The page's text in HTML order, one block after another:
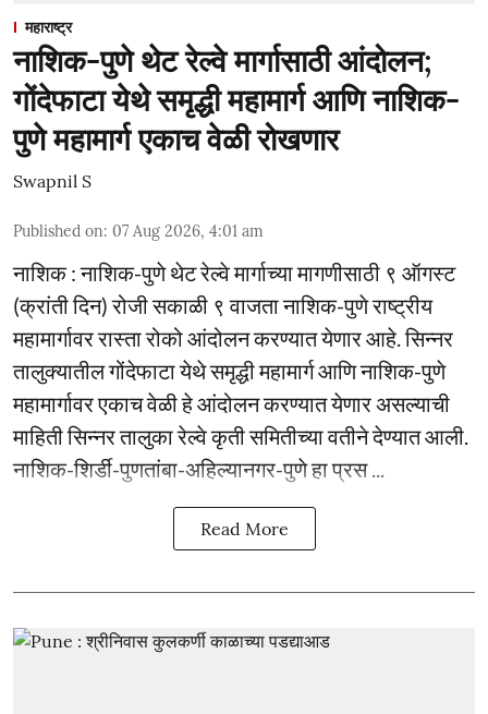
महाराष्ट्र
नाशिक-पुणे थेट रेल्वे मार्गासाठी आंदोलन;
गोंदेफाटा येथे समृद्धी महामार्ग आणि नाशिक-
पुणे महामार्ग एकाच वेळी रोखणार
Swapnil S
Published on: 07 Aug 2026, 4:01 am
नाशिक : नाशिक-पुणे थेट रेल्वे मार्गाच्या मागणीसाठी ९ ऑगस्ट
(क्रांती दिन) रोजी सकाळी ९ वाजता नाशिक-पुणे राष्ट्रीय
महामार्गावर रास्ता रोको आंदोलन करण्यात येणार आहे. सिन्नर
तालुक्यातील गोंदेफाटा येथे समृद्धी महामार्ग आणि नाशिक-पुणे
महामार्गावर एकाच वेळी हे आंदोलन करण्यात येणार असल्याची
माहिती सिन्नर तालुका रेल्वे कृती समितीच्या वतीने देण्यात आली.
नाशिक-शिर्डी-पुणतांबा-अहिल्यानगर-पुणे हा प्रस ...
Read More